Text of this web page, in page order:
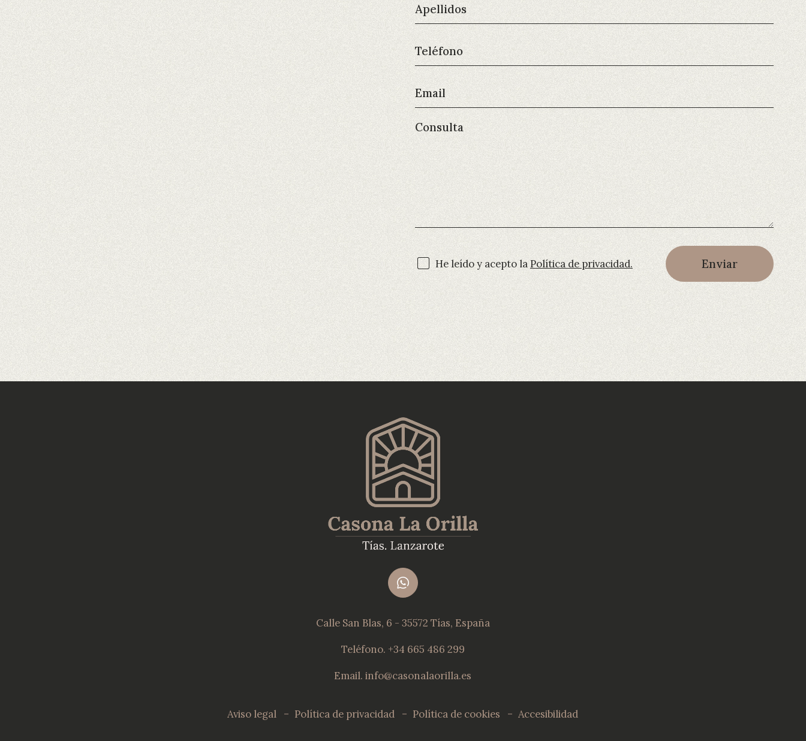
He leído y acepto laPolítica de privacidad. Enviar
Calle San Blas, 6 - 35572 Tías, España
Teléfono. +34 665 486 299
Email. info@casonalaorilla.es
Aviso legal Política de privacidad Política de cookies Accesibilidad